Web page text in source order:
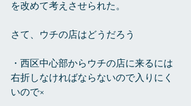
を改めて考えさせられた。
さて、ウチの店はどうだろう
・西区中心部からウチの店に来るには
右折しなければならないので入りにく
いので×